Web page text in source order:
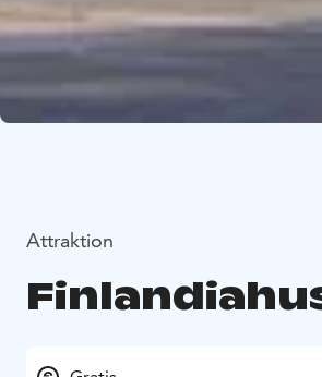
Attraktion